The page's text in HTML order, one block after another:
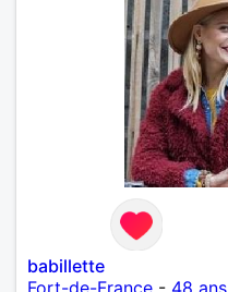
babillette
Fort-de-France - 48 ans